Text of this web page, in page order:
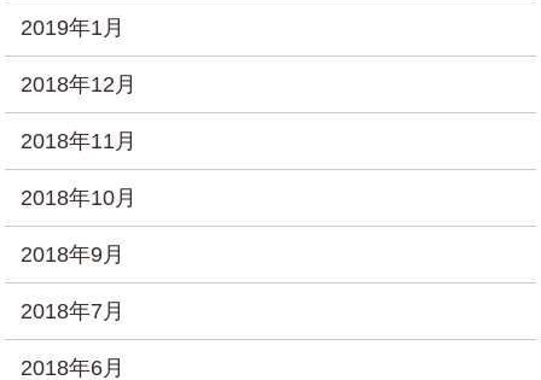
2019年1月
2018年12月
2018年11月
2018年10月
2018年9月
2018年7月
2018年6月